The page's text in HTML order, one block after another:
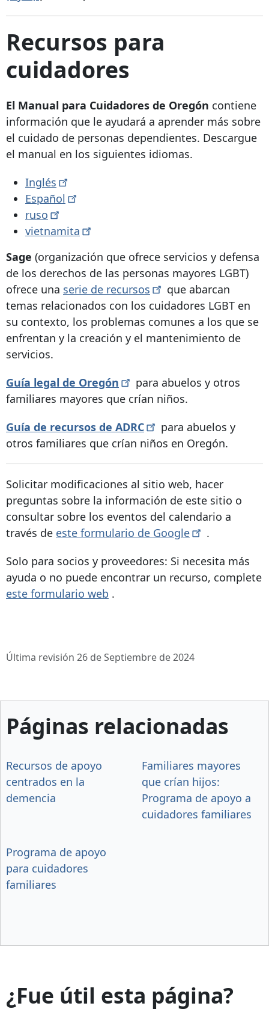
Recursos para
cuidadores
El Manual para Cuidadores de Oregón contiene
información que le ayudará a aprender más sobre
el cuidado de personas dependientes. Descargue
el manual en los siguientes idiomas.
Inglés
Español
ruso
vietnamita
Sage (organización que ofrece servicios y defensa
de los derechos de las personas mayores LGBT)
ofrece una serie de recursos
que abarcan
temas relacionados con los cuidadores LGBT en
su contexto, los problemas comunes a los que se
enfrentan y la creación y el mantenimiento de
servicios.
Guía legal de Oregón
para abuelos y otros
familiares mayores que crían niños.
Guía de recursos de ADRC
para abuelos y
otros familiares que crían niños en Oregón.
Solicitar modificaciones al sitio web, hacer
preguntas sobre la información de este sitio o
consultar sobre los eventos del calendario a
través de este formulario de Google
.
Solo para socios y proveedores: Si necesita más
ayuda o no puede encontrar un recurso, complete
este formulario web .
Última revisión 26 de Septiembre de 2024
Páginas relacionadas
Recursos de apoyo
centrados en la
demencia
Familiares mayores
que crían hijos:
Programa de apoyo a
cuidadores familiares
Programa de apoyo
para cuidadores
familiares
¿Fue útil esta página?